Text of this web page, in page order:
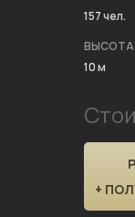
157 чел.
ВЫСОТА
10 м
+